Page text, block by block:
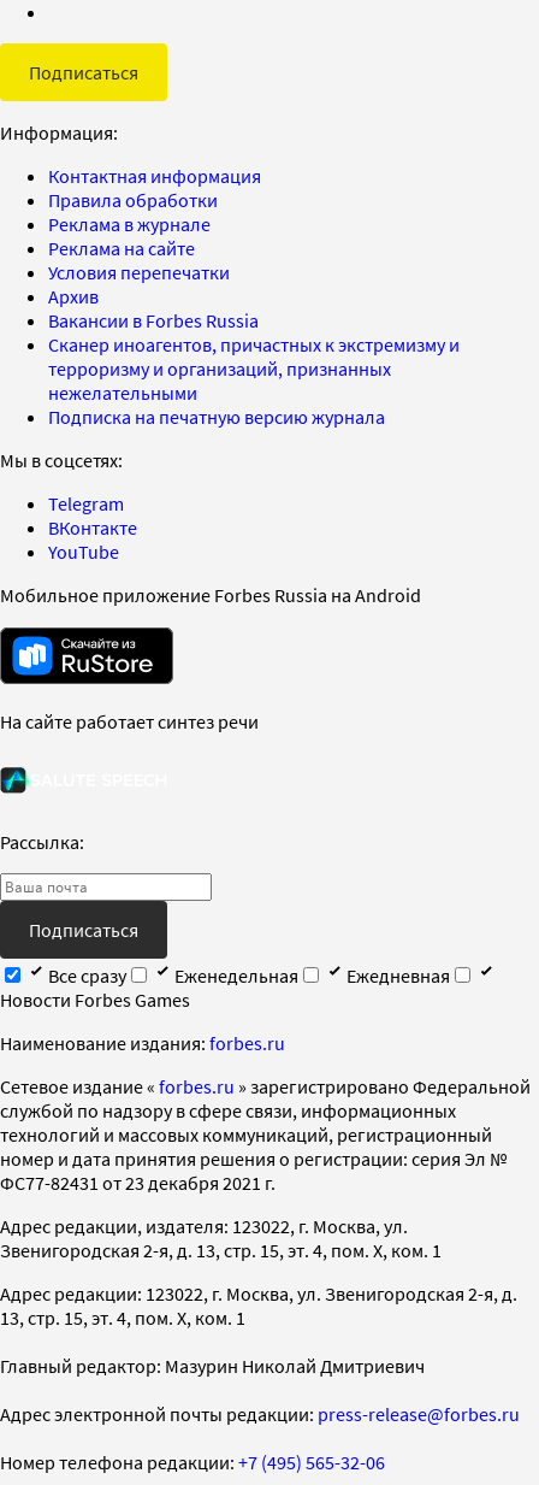
Подписаться
Информация:
Контактная информация
Правила обработки
Реклама в журнале
Реклама на сайте
Условия перепечатки
Архив
Вакансии в Forbes Russia
Сканер иноагентов, причастных к экстремизму и
терроризму и организаций, признанных
нежелательными
Подписка на печатную версию журнала
Мы в соцсетях:
Telegram
ВКонтакте
YouTube
Мобильное приложение Forbes Russia на Android
На сайте работает синтез речи
Рассылка:
Подписаться
Все сразу
Еженедельная
Ежедневная
Новости Forbes Games
Наименование издания: forbes.ru
Cетевое издание « forbes.ru » зарегистрировано Федеральной
службой по надзору в сфере связи, информационных
технологий и массовых коммуникаций, регистрационный
номер и дата принятия решения о регистрации: серия Эл №
ФС77-82431 от 23 декабря 2021 г.
Адрес редакции, издателя: 123022, г. Москва, ул.
Звенигородская 2-я, д. 13, стр. 15, эт. 4, пом. X, ком. 1
Адрес редакции: 123022, г. Москва, ул. Звенигородская 2-я, д.
13, стр. 15, эт. 4, пом. X, ком. 1
Главный редактор: Мазурин Николай Дмитриевич
Адрес электронной почты редакции: press-release@forbes.ru
Номер телефона редакции: +7 (495) 565-32-06